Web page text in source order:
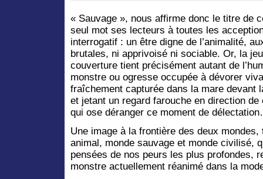
« Sauvage », nous affirme donc le titre de
seul mot ses lecteurs à toutes les
interrogatif : un être digne de l’animalité,
brutales, ni apprivoisé ni sociable. Or, la
couverture tient précisément autant de
monstre ou ogresse occupée à dévorer
fraîchement capturée dans la mare devant
et jetant un regard farouche en direction
qui ose déranger ce moment de
Une image à la frontière des deux
animal, monde sauvage et monde civilisé,
pensées de nos peurs les plus profondes,
monstre actuellement réanimé dans la